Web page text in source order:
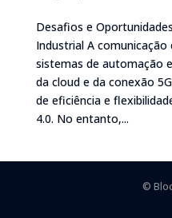
Desafios e
Industrial A
sistemas de automação
da cloud e da conexão
de eficiência e
4.0. No entanto,...
©